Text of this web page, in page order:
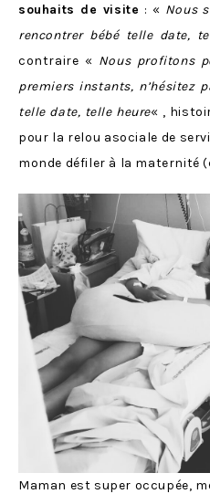
souhaits de visite : « Nous
rencontrer bébé telle date,
contraire « Nous profitons
premiers instants, n’hésitez
telle date, telle heure« ,
pour la relou asociale de
monde défiler à la maternité
Maman est super occupée,